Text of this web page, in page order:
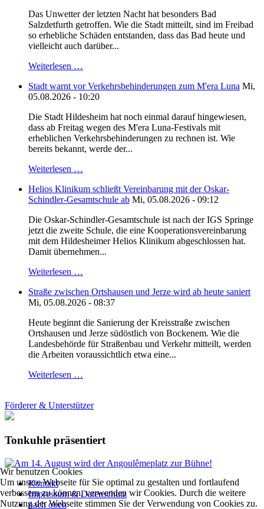
Das Unwetter der letzten Nacht hat besonders Bad
Salzdetfurth getroffen. Wie die Stadt mitteilt, sind im Freibad
so erhebliche Schäden entstanden, dass das Bad heute und
vielleicht auch darüber...
Weiterlesen …
Stadt warnt vor Verkehrsbehinderungen zum M'era Luna Mi,
05.08.2026 - 10:20
Die Stadt Hildesheim hat noch einmal darauf hingewiesen,
dass ab Freitag wegen des M'era Luna-Festivals mit
erheblichen Verkehrsbehinderungen zu rechnen ist. Wie
bereits bekannt, werde der...
Weiterlesen …
Helios Klinikum schließt Vereinbarung mit der Oskar-
Schindler-Gesamtschule ab Mi, 05.08.2026 - 09:12
Die Oskar-Schindler-Gesamtschule ist nach der IGS Springe
jetzt die zweite Schule, die eine Kooperationsvereinbarung
mit dem Hildesheimer Helios Klinikum abgeschlossen hat.
Damit übernehmen...
Weiterlesen …
Straße zwischen Ortshausen und Jerze wird ab heute saniert
Mi, 05.08.2026 - 08:37
Heute beginnt die Sanierung der Kreisstraße zwischen
Ortshausen und Jerze südöstlich von Bockenem. Wie die
Landesbehörde für Straßenbau und Verkehr mitteilt, werden
die Arbeiten voraussichtlich etwa eine...
Weiterlesen …
Förderer & Unterstützer
Tonkuhle präsentiert
Kontakt
Impressum & Datenschutz
nach oben
Wir benutzen Cookies
Um unsere Webseite für Sie optimal zu gestalten und fortlaufend
verbessern zu können, verwenden wir Cookies. Durch die weitere
Nutzung der Webseite stimmen Sie der Verwendung von Cookies zu.